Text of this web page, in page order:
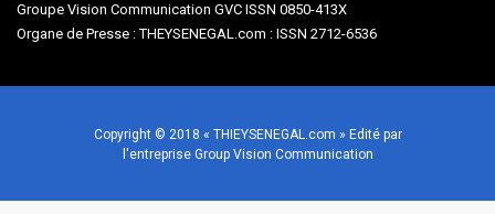
Groupe Vision Communication GVC ISSN 0850-413X
Organe de Presse : THEYSENEGAL.com : ISSN 2712-6536
Copyright © 2018 « THIEYSENEGAL.com » Edité par
l'entreprise Group Vision Communication